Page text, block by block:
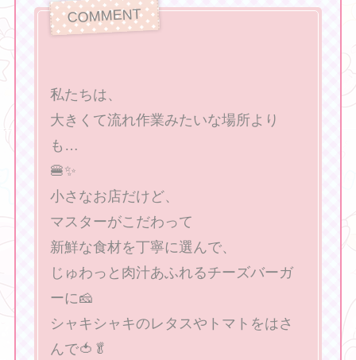
私たちは、
大きくて流れ作業みたいな場所より
も…
🍔✨
小さなお店だけど、
マスターがこだわって
新鮮な食材を丁寧に選んで、
じゅわっと肉汁あふれるチーズバーガ
ーに🧀
シャキシャキのレタスやトマトをはさ
んで🍅🥬